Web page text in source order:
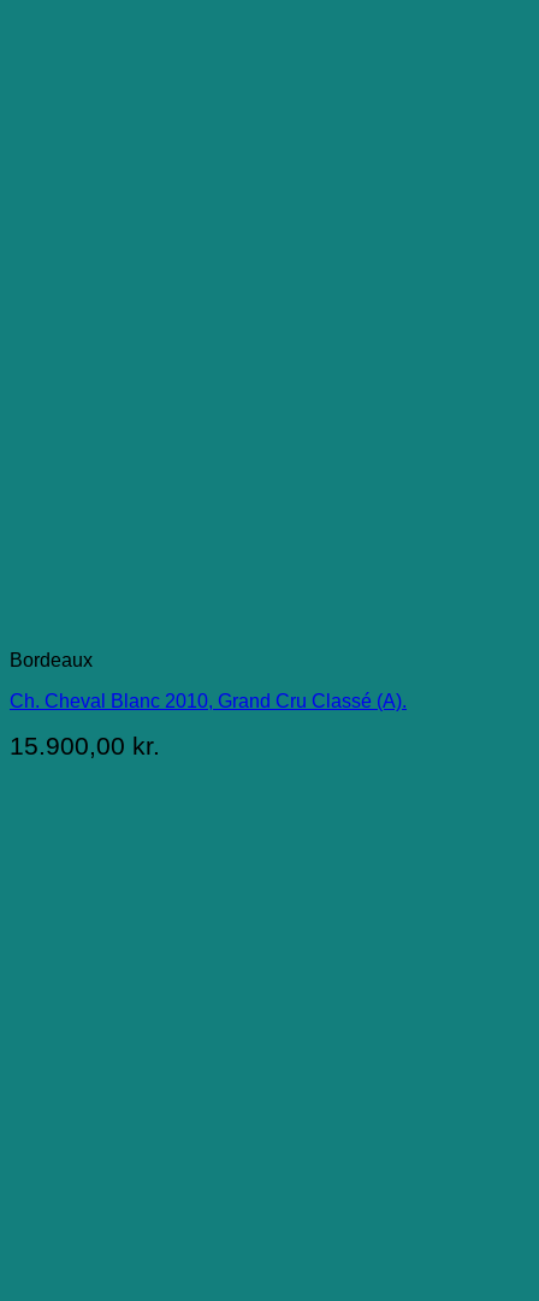
Bordeaux
Ch. Cheval Blanc 2010, Grand Cru Classé (A).
15.900,00 kr.